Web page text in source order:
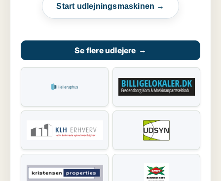
Start udlejningsmaskinen →
Se flere udlejere →